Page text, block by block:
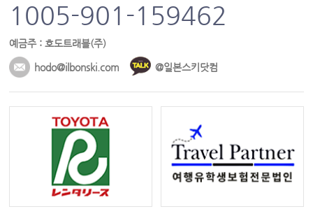
1005-901-159462
예금주 : 호도트래블(주)
hodo@ilbonski.com @일본스키닷컴